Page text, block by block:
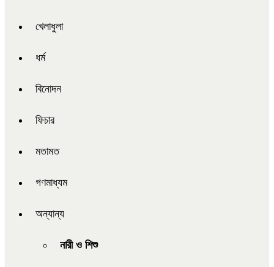
খেলাধুলা
ধর্ম
বিনোদন
ফিচার
মতামত
গণমাধ্যম
অন্যান্য
নারী ও শিশু